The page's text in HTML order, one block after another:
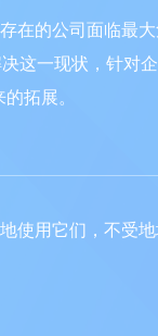
在的公司面临最
这一现状，针对
拓展。
使用它们，不受